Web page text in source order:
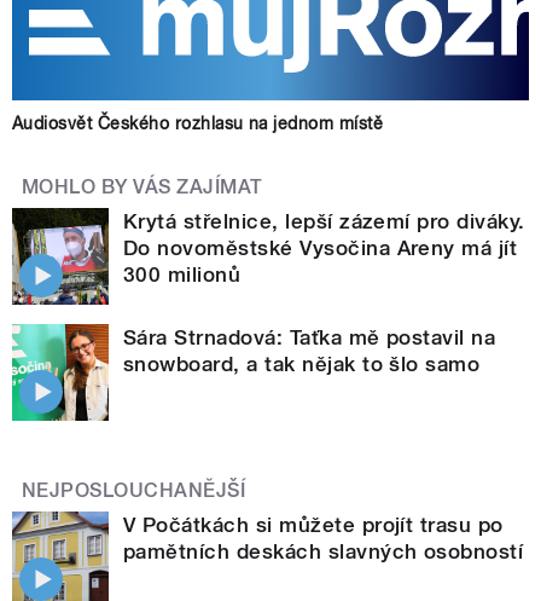
Audiosvět Českého rozhlasu na jednom místě
MOHLO BY VÁS ZAJÍMAT
Krytá střelnice, lepší zázemí pro diváky.
Do novoměstské Vysočina Areny má jít
300 milionů
Sára Strnadová: Taťka mě postavil na
snowboard, a tak nějak to šlo samo
NEJPOSLOUCHANĚJŠÍ
V Počátkách si můžete projít trasu po
pamětních deskách slavných osobností